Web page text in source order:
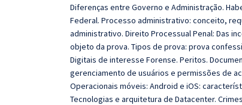
Diferenças entre Governo e Administração.
Federal. Processo administrativo: conceito,
administrativo. Direito Processual Penal: Das
objeto da prova. Tipos de prova: prova
Digitais de interesse Forense. Peritos.
gerenciamento de usuários e permissões de
Operacionais móveis: Android e iOS:
Tecnologias e arquitetura de Datacenter.